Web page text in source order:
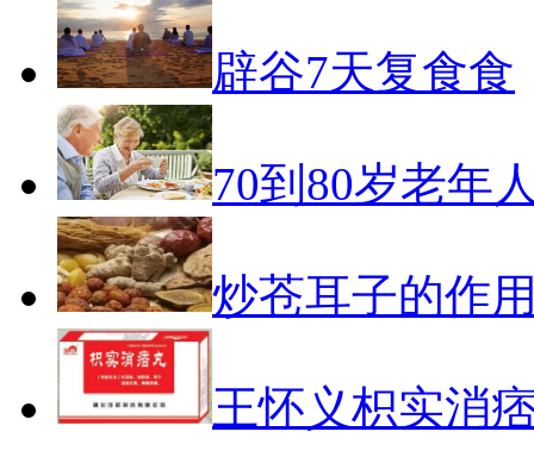
辟谷7天复食食
70到80岁老年
炒苍耳子的作
王怀义枳实消